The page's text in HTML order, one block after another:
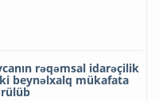
rəqəmsal idarəçilik
beynəlxalq mükafata